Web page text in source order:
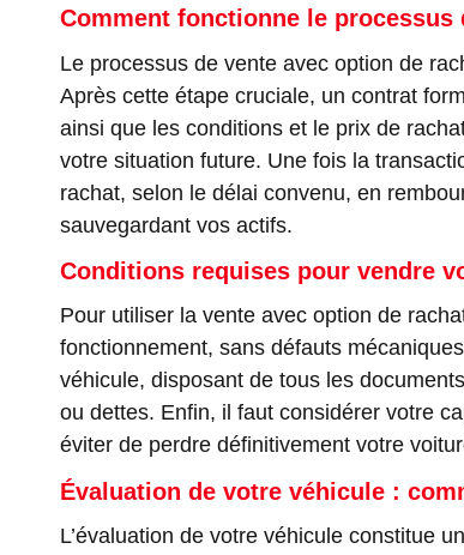
Comment fonctionne le processus
Le processus de vente avec option de
Après cette étape cruciale, un contrat
ainsi que les conditions et le prix de
votre situation future. Une fois la
rachat, selon le délai convenu, en
sauvegardant vos actifs.
Conditions requises pour vendre
Pour utiliser la vente avec option de
fonctionnement, sans défauts
véhicule, disposant de tous les
ou dettes. Enfin, il faut considérer votre
éviter de perdre définitivement votre
Évaluation de votre véhicule :
L’évaluation de votre véhicule constitue